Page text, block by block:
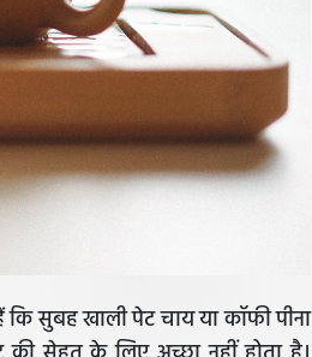
सुबह खाली पेट चाय या कॉफी पीना